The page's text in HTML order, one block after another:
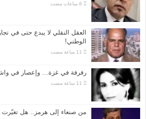
العقل النقلي لا يبدع حتى في
الوطني!
رفرفة في غزة… وإعصار في
من صنعاء إلى هرمز.. هل تغيّرت